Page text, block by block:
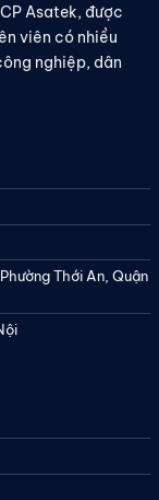
Asatek, được
viên có nhiều
nghiệp, dân
Thới An, Quận